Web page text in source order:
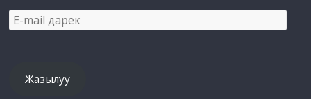
E-
mail
Жазылуу